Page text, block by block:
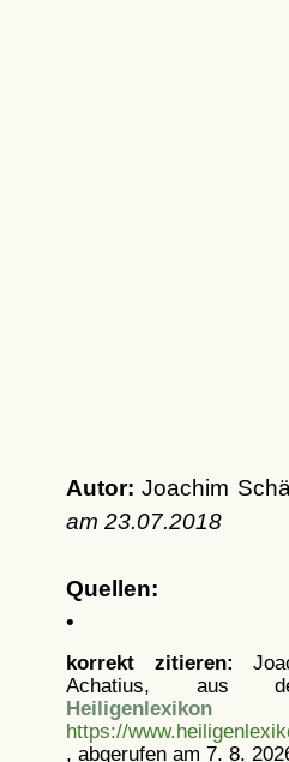
Autor: Joachim
am 23.07.2018
Quellen:
•
korrekt zitieren:
Achatius, aus
Heiligenlexikon
https://
, abgerufen am 7. 8.